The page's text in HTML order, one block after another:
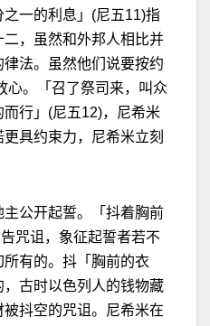
一的利息」(尼五11)指
，虽然和外邦人相比并
法。虽然他们说要按约
心。「召了祭司来，叫众
行」(尼五12)，尼希米
具约束力，尼希米立刻
主公开起誓。「抖着胸前
咒诅，象征起誓者若不
有的。抖「胸前的衣
古时以色列人的钱物藏
抖空的咒诅。尼希米在